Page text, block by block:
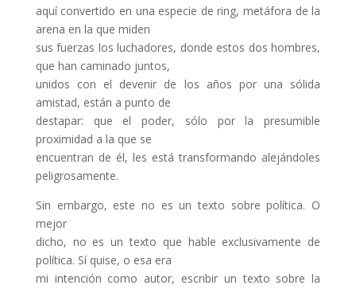
aquí convertido en una especie de ring, metáfora de la
arena en la que miden
sus fuerzas los luchadores, donde estos dos hombres,
que han caminado juntos,
unidos con el devenir de los años por una sólida
amistad, están a punto de
destapar: que el poder, sólo por la presumible
proximidad a la que se
encuentran de él, les está transformando alejándoles
peligrosamente.
Sin embargo, este no es un texto sobre política. O
mejor
dicho, no es un texto que hable exclusivamente de
política. Sí quise, o esa era
mi intención como autor, escribir un texto sobre la